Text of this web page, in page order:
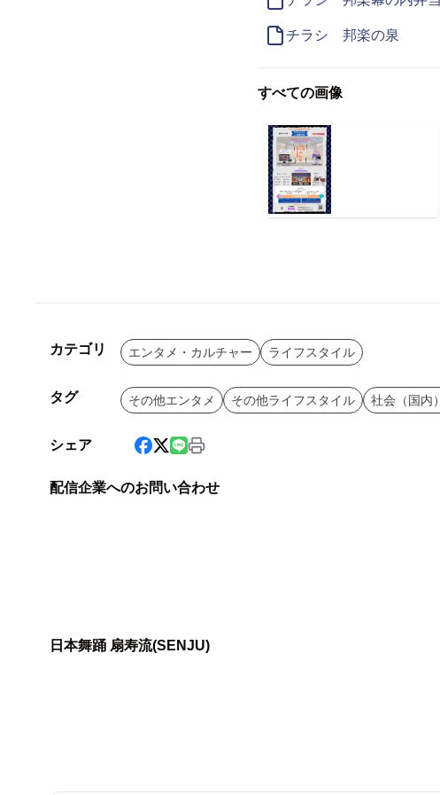
チラシ 邦楽の泉
すべての画像
カテゴリ エンタメ・カルチャー ライフスタイル
タグ その他エンタメ その他ライフスタイル 社会（国内）
シェア
配信企業へのお問い合わせ
日本舞踊 扇寿流(SENJU)